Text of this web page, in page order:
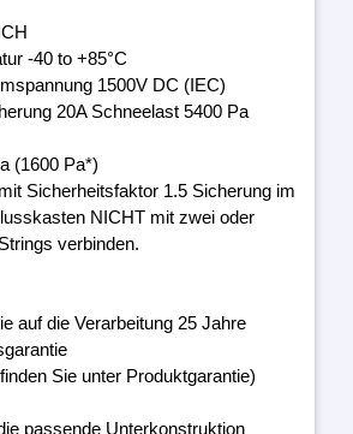
-40 to +85°C
1500V DC (IEC)
20A Schneelast 5400 Pa
(1600 Pa*)
Sicherheitsfaktor 1.5 Sicherung im
NICHT mit zwei oder
verbinden.
auf die Verarbeitung 25 Jahre
Sie unter Produktgarantie)
passende Unterkonstruktion